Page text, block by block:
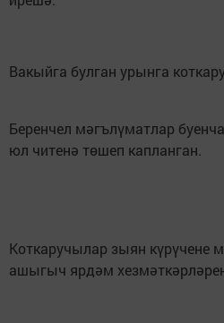
Вакыйга булган урынга
Беренчел мәгълүматлар
юл читенә төшеп капланган.
Коткаручылар зыян күрүчене
ашыгыч ярдәм